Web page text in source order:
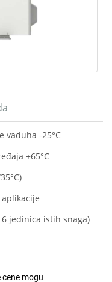
vaduha -25°C
+65°C
aplikacije
jedinica istih snaga)